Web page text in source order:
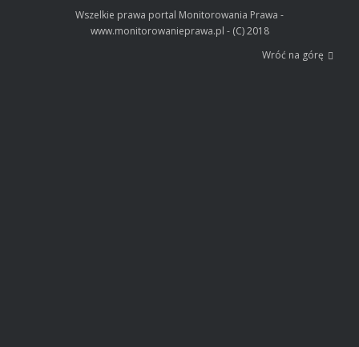
Wszelkie prawa portal Monitorowania Prawa -
www.monitorowanieprawa.pl - (C) 2018
Wróć na górę